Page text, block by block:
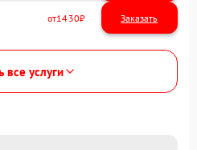
1430
все услуги